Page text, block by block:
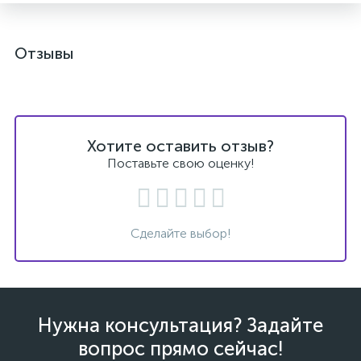
Отзывы
Хотите оставить отзыв?
Поставьте свою оценку!
Сделайте выбор!
Нужна консультация? Задайте
вопрос прямо сейчас!